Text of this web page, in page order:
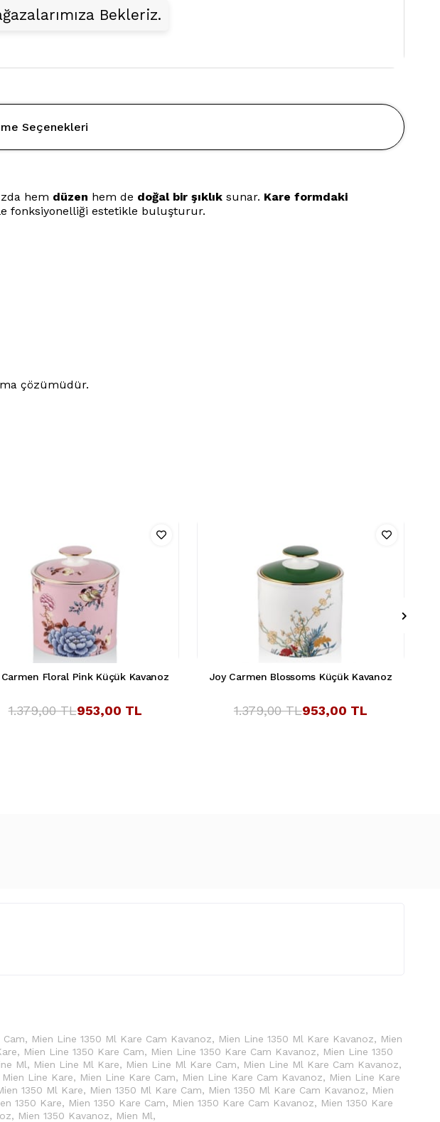
Bekleriz.
Seçenekleri
hem düzen hem de doğal bir şıklık sunar. Kare formdaki
fonksiyonelliği estetikle buluşturur.
çözümüdür.
Floral Pink Küçük Kavanoz
953,00 TL
1.379,00 TL
Joy Carmen Blossoms Küçük Kavanoz
953,00 TL
1.379,00 TL
Cam, Mien Line 1350 Ml Kare Cam Kavanoz, Mien Line 1350 Ml Kare Kavanoz, Mien
, Mien Line 1350 Kare Cam, Mien Line 1350 Kare Cam Kavanoz, Mien Line 1350
Ml, Mien Line Ml Kare, Mien Line Ml Kare Cam, Mien Line Ml Kare Cam Kavanoz,
Mien Line Kare, Mien Line Kare Cam, Mien Line Kare Cam Kavanoz, Mien Line Kare
1350 Ml Kare, Mien 1350 Ml Kare Cam, Mien 1350 Ml Kare Cam Kavanoz, Mien
1350 Kare, Mien 1350 Kare Cam, Mien 1350 Kare Cam Kavanoz, Mien 1350 Kare
, Mien 1350 Kavanoz, Mien Ml,